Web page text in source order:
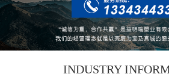
INDUSTRY